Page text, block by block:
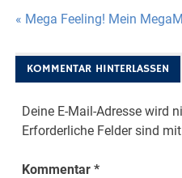
« Mega Feeling! Mein
KOMMENTAR HINTERLASSEN
Deine E-Mail-Adresse wird
Erforderliche Felder sind
Kommentar*